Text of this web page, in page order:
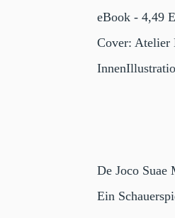
eBook - 4,49
Cover: Atelier
De Joco Suae
Ein